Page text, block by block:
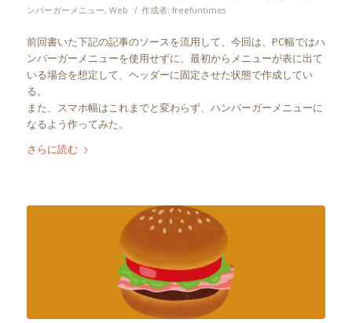
ンバーガーメニュー, Web / 作成者: freefuntimes
前回書いた下記の記事のソースを流用して、今回は、PC幅ではハ
ンバーガーメニューを使用せずに、最初からメニューが表に出て
いる場合を想定して、ヘッダーに固定させた状態で作成してい
る。
また、スマホ幅はこれまでと変わらず、ハンバーガーメニューに
なるよう作ってみた。
さらに読む